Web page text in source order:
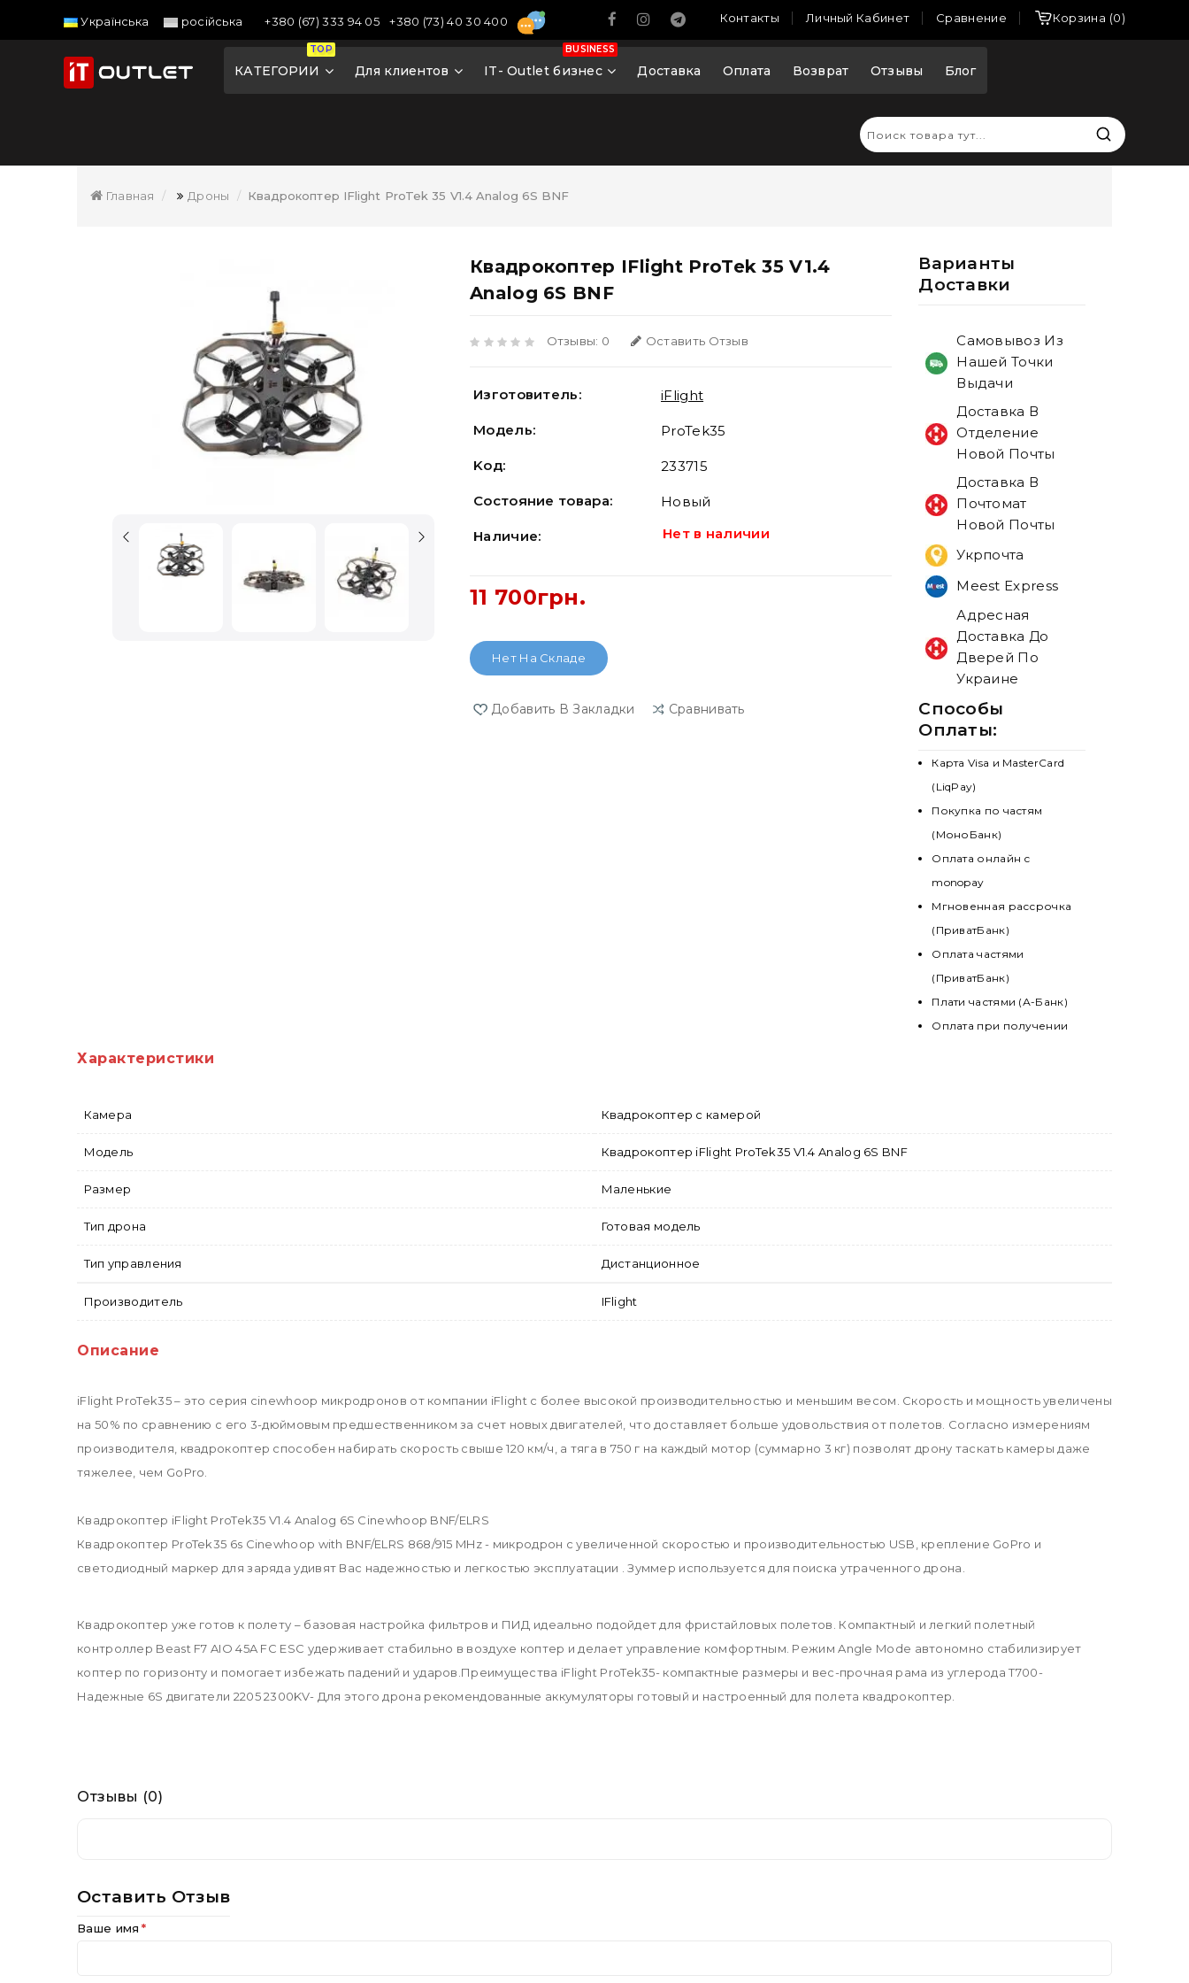
Українська російська +380 (67) 333 94 05 +380 (73) 40 30 400 Контакты Личный Кабинет Сравнение Корзина 0
TOP
КАТЕГОРИИ Для клиентов
BUSINESS
IT- Outlet бизнес Доставка Оплата Возврат Отзывы Блог
Главная Дроны Квадрокоптер IFlight ProTek 35 V1.4 Analog 6S BNF
Квадрокоптер IFlight ProTek 35 V1.4
Analog 6S BNF
Отзывы: 0 Оставить Отзыв
Изготовитель: iFlight
Модель: ProTek35
Koд: 233715
Состояние товара: Новый
Наличие: Нет в наличии
11 700грн.
Нет На Складе
Добавить В Закладки Сравнивать
Варианты
Доставки
Самовывоз Из
Нашей Точки
Выдачи
Доставка В
Отделение
Новой Почты
Доставка В
Почтомат
Новой Почты
Укрпочта
Meest Express
Адресная
Доставка До
Дверей По
Украине
Способы
Оплаты:
Карта Visa и MasterCard
(LiqPay)
Покупка по частям
(МоноБанк)
Оплата онлайн с
monopay
Мгновенная рассрочка
(ПриватБанк)
Оплата частями
(ПриватБанк)
Плати частями (А-Банк)
Оплата при получении
Характеристики
Камера Квадрокоптер с камерой
Модель Квадрокоптер iFlight ProTek35 V1.4 Analog 6S BNF
Размер Маленькие
Тип дрона Готовая модель
Тип управления Дистанционное
Производитель IFlight
Описание
iFlight ProTek35 – это серия cinewhoop микродронов от компании iFlight с более высокой производительностью и меньшим весом. Скорость и мощность увеличены
на 50% по сравнению с его 3-дюймовым предшественником за счет новых двигателей, что доставляет больше удовольствия от полетов. Согласно измерениям
производителя, квадрокоптер способен набирать скорость свыше 120 км/ч, а тяга в 750 г на каждый мотор (суммарно 3 кг) позволят дрону таскать камеры даже
тяжелее, чем GoPro.
Квадрокоптер iFlight ProTek35 V1.4 Analog 6S Cinewhoop BNF/ELRS
Квадрокоптер ProTek35 6s Cinewhoop with BNF/ELRS 868/915 MHz - микродрон с увеличенной скоростью и производительностью USB, крепление GoPro и
светодиодный маркер для заряда удивят Вас надежностью и легкостью эксплуатации . Зуммер используется для поиска утраченного дрона.
Квадрокоптер уже готов к полету – базовая настройка фильтров и ПИД идеально подойдет для фристайловых полетов. Компактный и легкий полетный
контроллер Beast F7 AIO 45A FC ESC удерживает стабильно в воздухе коптер и делает управление комфортным. Режим Angle Mode автономно стабилизирует
коптер по горизонту и помогает избежать падений и ударов.Преимущества iFlight ProTek35- компактные размеры и вес-прочная рама из углерода T700-
Надежные 6S двигатели 2205 2300KV- Для этого дрона рекомендованные аккумуляторы готовый и настроенный для полета квадрокоптер.
Отзывы (0)
Оставить Отзыв
Ваше имя